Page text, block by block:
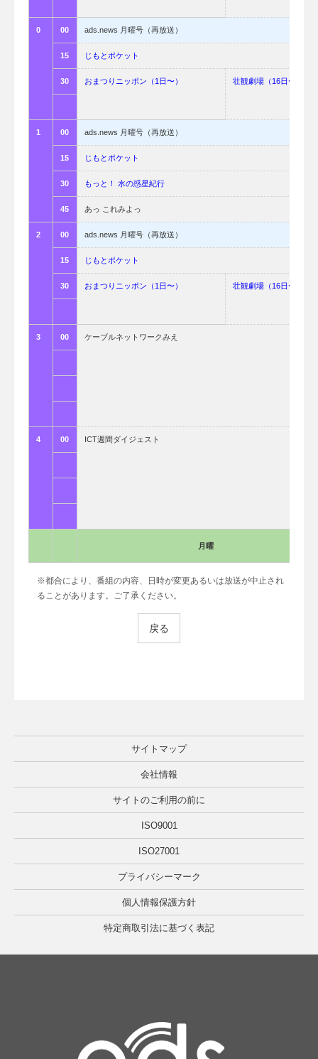
0 00 ads.news 月曜号（再放送）
15 じもとポケット
30 おまつりニッポン（1日〜） 壮観劇場（16日〜）
1 00 ads.news 月曜号（再放送）
15 じもとポケット
30 もっと！ 水の惑星紀行
45 あっ これみよっ
2 00 ads.news 月曜号（再放送）
15 じもとポケット
30 おまつりニッポン（1日〜） 壮観劇場（16日〜）
3 00 ケーブルネットワークみえ
4 00 ICT週間ダイジェスト
月曜
※都合により、番組の内容、日時が変更あるいは放送が中止され
ることがあります。ご了承ください。
戻る
サイトマップ
会社情報
サイトのご利用の前に
ISO9001
ISO27001
プライバシーマーク
個人情報保護方針
特定商取引法に基づく表記